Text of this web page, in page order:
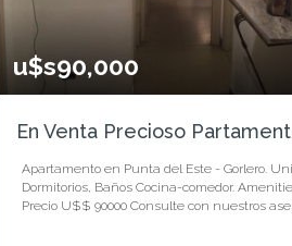
u$s90,000
Apartamento en Punta del Este - Gorlero.
Dormitorios, Baños Cocina-comedor.
Precio U$$ 90000 Consulte con nuestros